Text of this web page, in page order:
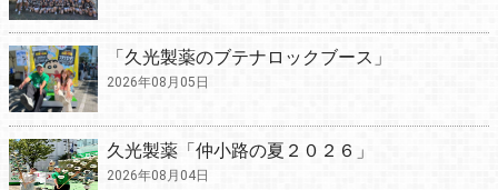
「久光製薬のブテナロックブース」
2026年08月05日
久光製薬「仲小路の夏２０２６」
2026年08月04日